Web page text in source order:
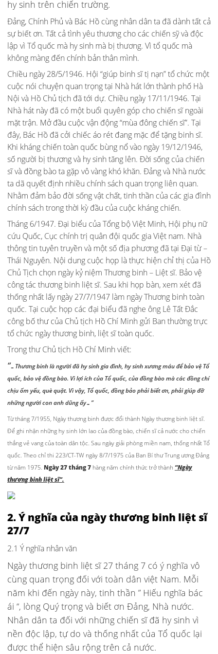
hy sinh trên chiến trường.
Đảng, Chính Phủ và Bác Hồ cùng nhân dân ta đã dành tất cả
sự biết ơn. Tất cả tình yêu thương cho các chiến sỹ và độc
lập vì Tổ quốc mà hy sinh mà bị thương. Vì tổ quốc mà
không màng đến chính bản thân mình.
Chiều ngày 28/5/1946. Hội “giúp binh sĩ tị nạn” tổ chức một
cuộc nói chuyện quan trọng tại Nhà hát lớn thành phố Hà
Nội và Hồ Chủ tịch đã tới dự. Chiều ngày 17/11/1946. Tại
Nhà hát này đã có một buổi quyên góp cho chiến sĩ ngoài
mặt trận. Mở đầu cuộc vận động “mùa đông chiến sĩ”. Tại
đây, Bác Hồ đã cởi chiếc áo rét đang mặc để tặng binh sĩ.
Khi kháng chiến toàn quốc bùng nổ vào ngày 19/12/1946,
số người bị thương và hy sinh tăng lên. Đời sống của chiến
sĩ và đồng bào ta gặp vô vàng khó khăn. Đảng và Nhà nước
ta dã quyết định nhiều chính sách quan trọng liên quan.
Nhằm đảm bảo đời sống vật chất, tinh thần của các gia đình
chính sách trong thời kỳ đầu của cuộc kháng chiến.
Tháng 6/1947. Đại biểu của Tổng bộ Việt Minh, Hội phụ nữ
cứu Quốc, Cục chính trị quân đội quốc gia Việt nam. Nhà
thông tin tuyên truyền và một số địa phương đã tại Đại từ –
Thái Nguyên. Nội dung cuộc họp là thực hiện chỉ thị của Hồ
Chủ Tịch chọn ngày kỷ niệm Thương binh – Liệt sĩ. Bảo vệ
công tác thương binh liệt sĩ. Sau khi họp bàn, xem xét đã
thống nhất lấy ngày 27/7/1947 làm ngày Thương binh toàn
quốc. Tại cuộc họp các đại biểu đã nghe ông Lê Tất Đắc
công bố thư của Chủ tịch Hồ Chí Minh gửi Ban thường trực
tổ chức ngày thương binh, liệt sĩ toàn quốc.
Trong thư Chủ tịch Hồ Chí Minh viết:
“…Thương binh là người đã hy sinh gia đình, hy sinh xương máu để bảo vệ Tổ
quốc, bảo vệ đồng bào. Vì lợi ích của Tổ quốc, của đồng bào mà các đồng chí
chịu ốm yếu, què quặt. Vì vậy, Tổ quốc, đồng bảo phải biết ơn, phải giúp đỡ
những người con anh dũng ấy…”
Từ tháng 7/1955, Ngày thương binh được đổi thành Ngày thương binh liệt sĩ.
Để ghi nhận những hy sinh lớn lao của đồng bào, chiến sĩ cả nước cho chiến
thắng vẻ vang của toàn dân tộc. Sau ngày giải phòng miền nam, thống nhất Tổ
quốc. Theo chỉ thi 223/CT-TW ngày 8/7/1975 của Ban Bí thư Trung ương Đảng
từ năm 1975. Ngày 27 tháng 7 hàng năm chính thức trở thành “Ngày
thương binh liệt sĩ”.
2. Ý nghĩa của ngày thương binh liệt sĩ
27/7
2.1 Ý nghĩa nhân văn
Ngày thương binh liệt sĩ 27 tháng 7 có ý nghĩa vô
cùng quan trọng đối với toàn dân việt Nam. Mỗi
năm khi đến ngày này, tinh thần ” Hiếu nghĩa bác
ái “, lòng Quý trọng và biết ơn Đảng, Nhà nước.
Nhân dân ta đối với những chiến sĩ đã hy sinh vì
nền độc lập, tự do và thống nhất của Tổ quốc lại
được thể hiện sâu rộng trên cả nước.